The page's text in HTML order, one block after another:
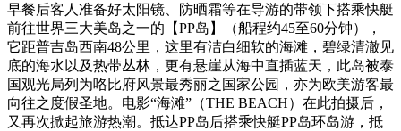
早餐后客人准备好太阳镜、防晒霜等在导游的带领下搭乘快艇
前往世界三大美岛之一的【PP岛】（船程约45至60分钟），
它距普吉岛西南48公里，这里有洁白细软的海滩，碧绿清澈见
底的海水以及热带丛林，更有悬崖从海中直插蓝天，此岛被泰
国观光局列为咯比府风景最秀丽之国家公园，亦为欧美游客最
向往之度假圣地。电影“海滩”（THE BEACH）在此拍摄后，
又再次掀起旅游热潮。抵达PP岛后搭乘快艇PP岛环岛游，抵